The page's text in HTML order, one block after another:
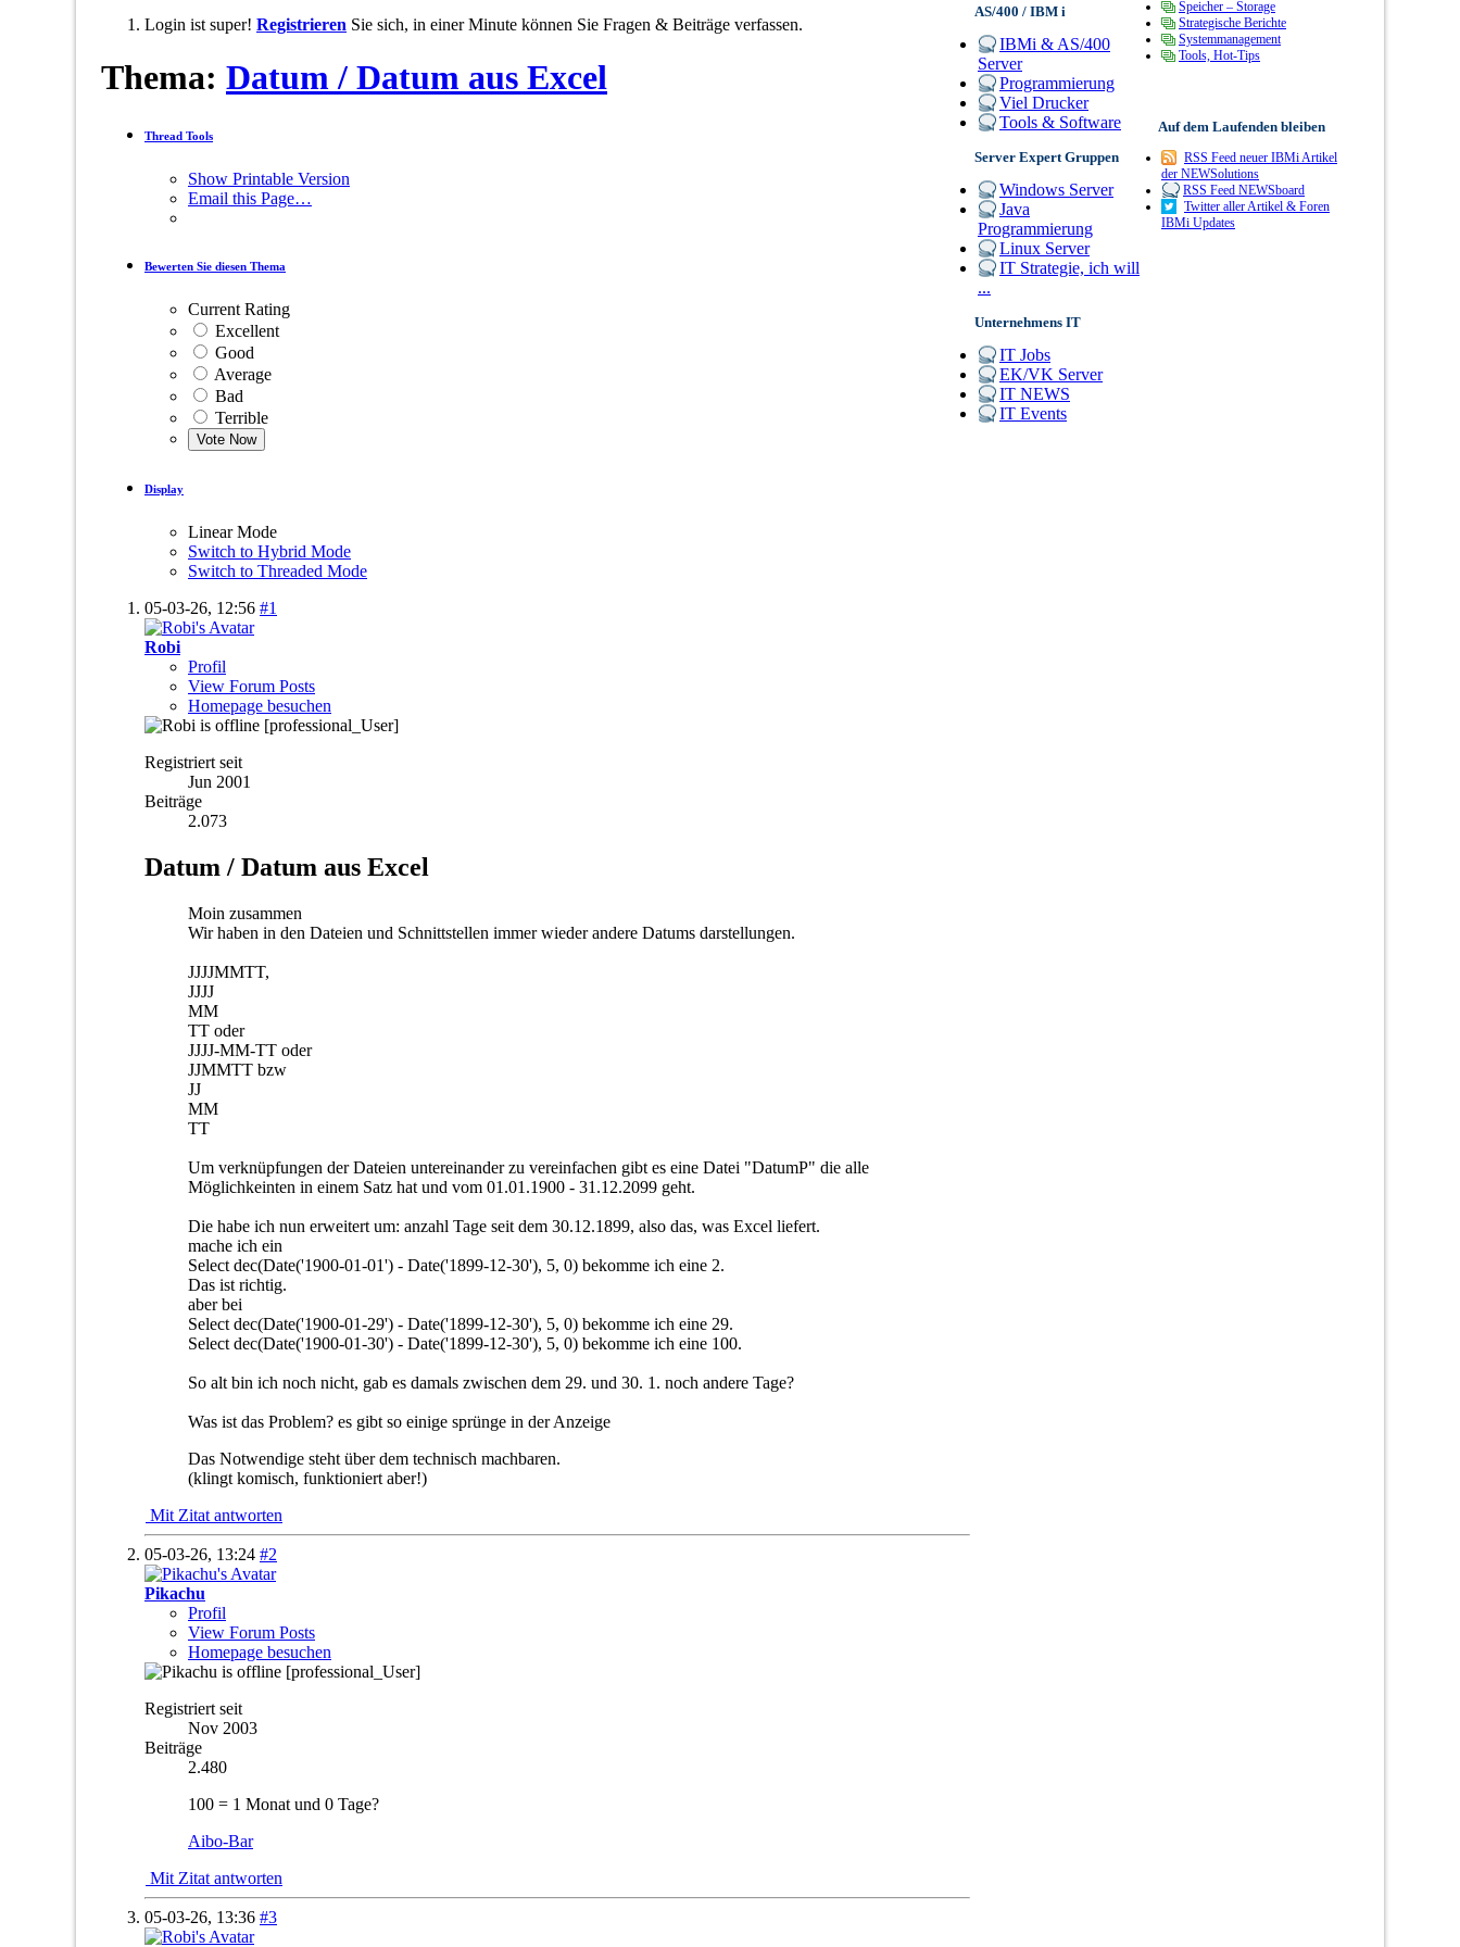
Login ist super! Registrieren Sie sich, in einer Minute können Sie Fragen & Beiträge verfassen.
Thema: Datum / Datum aus Excel
Thread Tools
Show Printable Version
Email this Page…
Bewerten Sie diesen Thema
Current Rating
Excellent
Good
Average
Bad
Terrible
Display
Linear Mode
Switch to Hybrid Mode
Switch to Threaded Mode
05-03-26, 12:56 #1
Robi
Profil
View Forum Posts
Homepage besuchen
[professional_User]
Registriert seit
Jun 2001
Beiträge
2.073
Datum / Datum aus Excel
Moin zusammen
Wir haben in den Dateien und Schnittstellen immer wieder andere Datums darstellungen.
JJJJMMTT,
JJJJ
MM
TT oder
JJJJ-MM-TT oder
JJMMTT bzw
JJ
MM
TT
Um verknüpfungen der Dateien untereinander zu vereinfachen gibt es eine Datei "DatumP" die alle
Möglichkeinten in einem Satz hat und vom 01.01.1900 - 31.12.2099 geht.
Die habe ich nun erweitert um: anzahl Tage seit dem 30.12.1899, also das, was Excel liefert.
mache ich ein
Select dec(Date('1900-01-01') - Date('1899-12-30'), 5, 0) bekomme ich eine 2.
Das ist richtig.
aber bei
Select dec(Date('1900-01-29') - Date('1899-12-30'), 5, 0) bekomme ich eine 29.
Select dec(Date('1900-01-30') - Date('1899-12-30'), 5, 0) bekomme ich eine 100.
So alt bin ich noch nicht, gab es damals zwischen dem 29. und 30. 1. noch andere Tage?
Was ist das Problem? es gibt so einige sprünge in der Anzeige
Das Notwendige steht über dem technisch machbaren.
(klingt komisch, funktioniert aber!)
Mit Zitat antworten
05-03-26, 13:24 #2
Pikachu
Profil
View Forum Posts
Homepage besuchen
[professional_User]
Registriert seit
Nov 2003
Beiträge
2.480
100 = 1 Monat und 0 Tage?
Aibo-Bar
Mit Zitat antworten
05-03-26, 13:36 #3
AS/400 / IBM i
IBMi & AS/400
Server
Programmierung
Viel Drucker
Tools & Software
Server Expert Gruppen
Windows Server
Java
Programmierung
Linux Server
IT Strategie, ich will
...
Unternehmens IT
IT Jobs
EK/VK Server
IT NEWS
IT Events
Speicher – Storage
Strategische Berichte
Systemmanagement
Tools, Hot-Tips
Auf dem Laufenden bleiben
RSS Feed neuer IBMi Artikel
der NEWSolutions
RSS Feed NEWSboard
Twitter aller Artikel & Foren
IBMi Updates